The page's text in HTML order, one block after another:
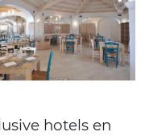
hotels en